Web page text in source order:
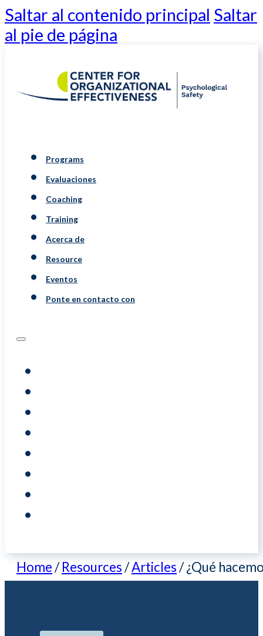
Saltar al contenido principal Saltar
al pie de página
Programs
Evaluaciones
Coaching
Training
Acerca de
Resource
Eventos
Ponte en contacto con
Home/Resources/Articles/¿Qué